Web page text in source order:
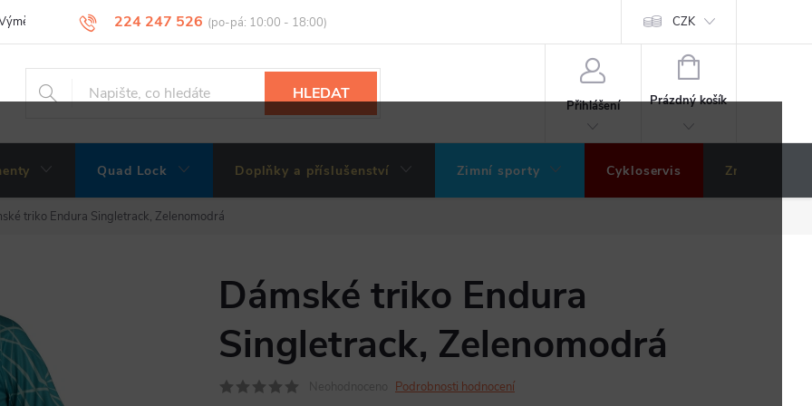
224 247 526
vrácení a reklamace zboží Obchodní podmínky Hodnocení obchodu CZK
HLEDAT
Přihlášení
NÁKUPNÍ
KOŠÍK
Prázdný košík
Quad Lock Doplňky a příslušenství Zimní sporty Cykloservis Značky
triko Endura Singletrack, Zelenomodrá
Dámské triko Endura
Singletrack, Zelenomodrá
Podrobnosti hodnocení